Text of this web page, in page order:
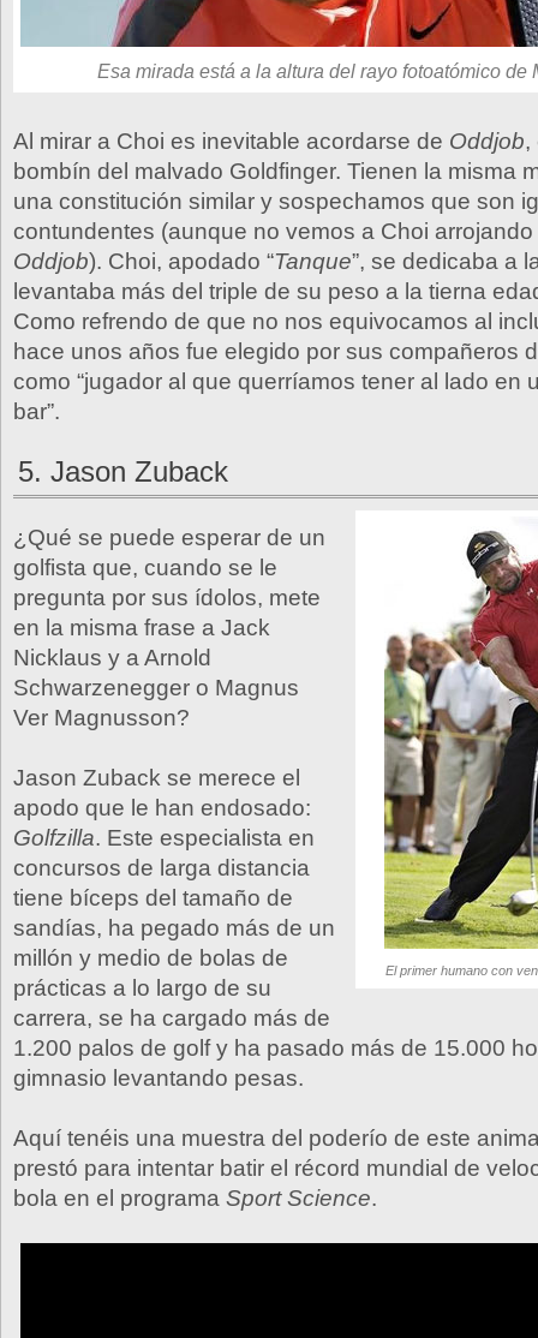
Esa mirada está a la altura del rayo fotoatómico de
Al mirar a Choi es inevitable acordarse de Oddjob,
bombín del malvado Goldfinger. Tienen la misma
una constitución similar y sospechamos que son
contundentes (aunque no vemos a Choi
Oddjob). Choi, apodado “Tanque”, se dedicaba a
levantaba más del triple de su peso a la tierna
Como refrendo de que no nos equivocamos al
hace unos años fue elegido por sus compañeros
como “jugador al que querríamos tener al lado en
bar”.
5. Jason Zuback
El primer humano con
¿Qué se puede esperar de un
golfista que, cuando se le
pregunta por sus ídolos, mete
en la misma frase a Jack
Nicklaus y a Arnold
Schwarzenegger o Magnus
Ver Magnusson?
Jason Zuback se merece el
apodo que le han endosado:
Golfzilla. Este especialista en
concursos de larga distancia
tiene bíceps del tamaño de
sandías, ha pegado más de un
millón y medio de bolas de
prácticas a lo largo de su
carrera, se ha cargado más de
1.200 palos de golf y ha pasado más de 15.000
gimnasio levantando pesas.
Aquí tenéis una muestra del poderío de este
prestó para intentar batir el récord mundial de
bola en el programa Sport Science.